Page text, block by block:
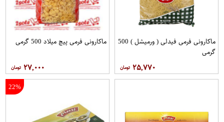
ماکارونی فرمی فیدلی ( ورمیشل ) 500
گرمی
۲۵,۷۷۰
ماکارونی فرمی پیچ میلاد 500 گرمی
۲۷,۰۰۰
22%